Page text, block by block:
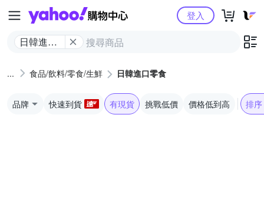
Yahoo購物中心
日韓進口
登入
食品/飲料/零食/生鮮 日韓進口零食
品牌 快速到貨 有現貨 挑戰低價 價格低到高 排序